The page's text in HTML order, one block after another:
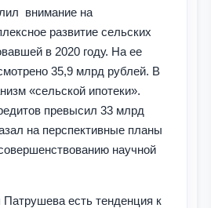
внимание на
развитие сельских
в 2020 году. На ее
35,9 млрд рублей. В
«сельской ипотеки».
превысил 33 млрд
на перспективные планы
научной
есть тенденция к